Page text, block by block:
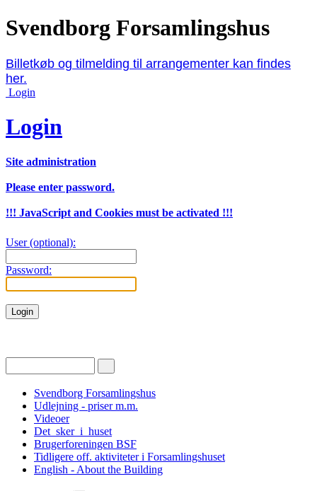
Svendborg Forsamlingshus
Billetkøb og tilmelding til arrangementer kan findes
her.
Login
Login
Site administration
Please enter password.
!!! JavaScript and Cookies must be activated !!!
User (optional):
Password:
Svendborg Forsamlingshus
Udlejning - priser m.m.
Videoer
Det_sker_i_huset
Brugerforeningen BSF
Tidligere off. aktiviteter i Forsamlingshuset
English - About the Building